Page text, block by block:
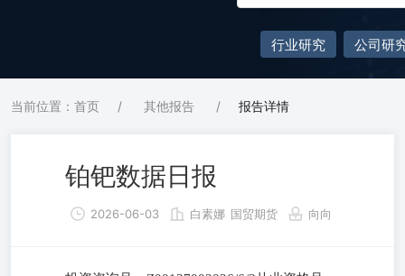
行业研究 公司研
当前位置：首页 / 其他报告 / 报告详情
铂钯数据日报
2026-06-03 白素娜 国贸期货 向向